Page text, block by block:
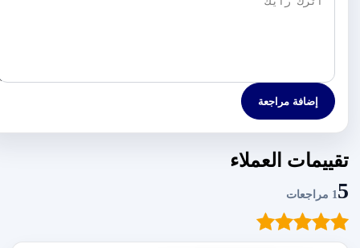
إضافة مراجعة
تقييمات العملاء
51 مراجعات